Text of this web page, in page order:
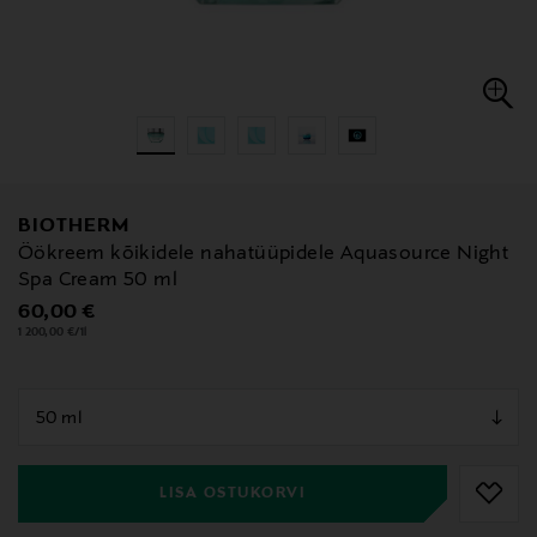
BIOTHERM
Öökreem kõikidele nahatüüpidele Aquasource Night
Spa Cream 50 ml
Original Price
60,00 €
1 200,00 €/1l
LISA OSTUKORVI